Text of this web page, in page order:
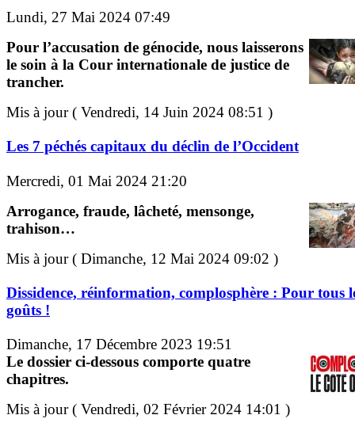
Lundi, 27 Mai 2024 07:49
Pour l’accusation de génocide, nous laisserons
le soin à la Cour internationale de justice de
trancher.
Mis à jour ( Vendredi, 14 Juin 2024 08:51 )
Les 7 péchés capitaux du déclin de l’Occident
Mercredi, 01 Mai 2024 21:20
Arrogance, fraude, lâcheté, mensonge,
trahison…
Mis à jour ( Dimanche, 12 Mai 2024 09:02 )
Dissidence, réinformation, complosphère : Pour tous
goûts !
Dimanche, 17 Décembre 2023 19:51
Le dossier ci-dessous comporte quatre
chapitres.
Mis à jour ( Vendredi, 02 Février 2024 14:01 )